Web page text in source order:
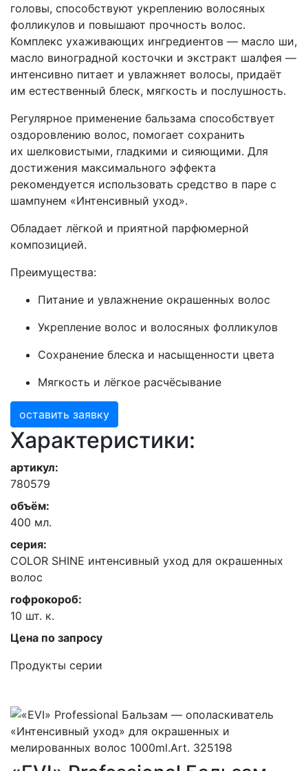
головы, способствуют укреплению волосяных
фолликулов и повышают прочность волос.
Комплекс ухаживающих ингредиентов — масло ши,
масло виноградной косточки и экстракт шалфея —
интенсивно питает и увлажняет волосы, придаёт
им естественный блеск, мягкость и послушность.
Регулярное применение бальзама способствует
оздоровлению волос, помогает сохранить
их шелковистыми, гладкими и сияющими. Для
достижения максимального эффекта
рекомендуется использовать средство в паре с
шампунем «Интенсивный уход».
Обладает лёгкой и приятной парфюмерной
композицией.
Преимущества:
Питание и увлажнение окрашенных волос
Укрепление волос и волосяных фолликулов
Сохранение блеска и насыщенности цвета
Мягкость и лёгкое расчёсывание
оставить заявку
Характеристики:
артикул:
780579
объём:
400 мл.
серия:
COLOR SHINE интенсивный уход для окрашенных
волос
гофрокороб:
10 шт. к.
Цена по запросу
Продукты серии